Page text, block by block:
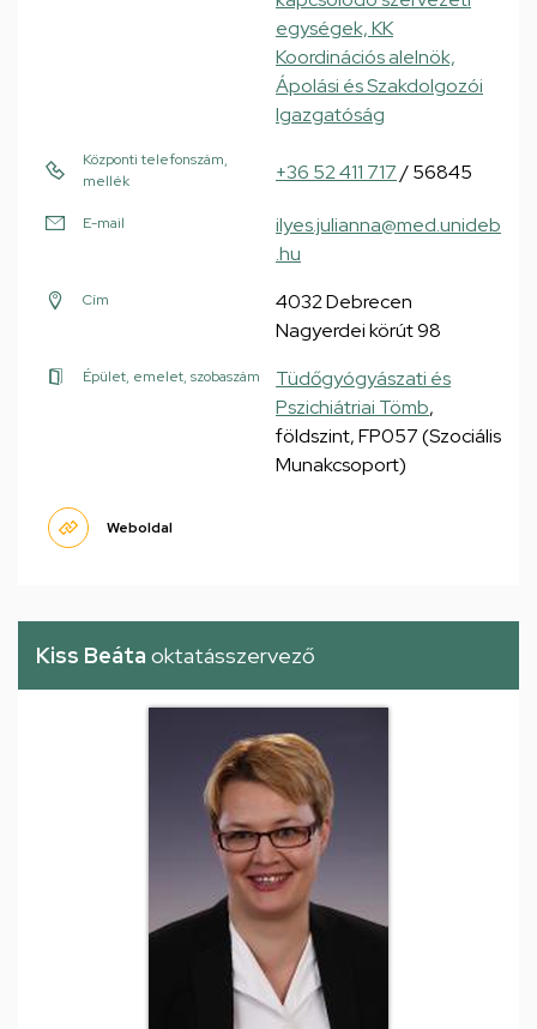
egységek, KK
Koordinációs alelnök,
Ápolási és Szakdolgozói
Igazgatóság
Központi telefonszám,
mellék
+36 52 411 717/ 56845
E-mail
ilyes.julianna@med.unideb
.hu
Cím
4032 Debrecen
Nagyerdei körút 98
Épület, emelet, szobaszám
Tüdőgyógyászati és
Pszichiátriai Tömb,
földszint, FP057 (Szociális
Munakcsoport)
Weboldal
Kiss Beáta oktatásszervező